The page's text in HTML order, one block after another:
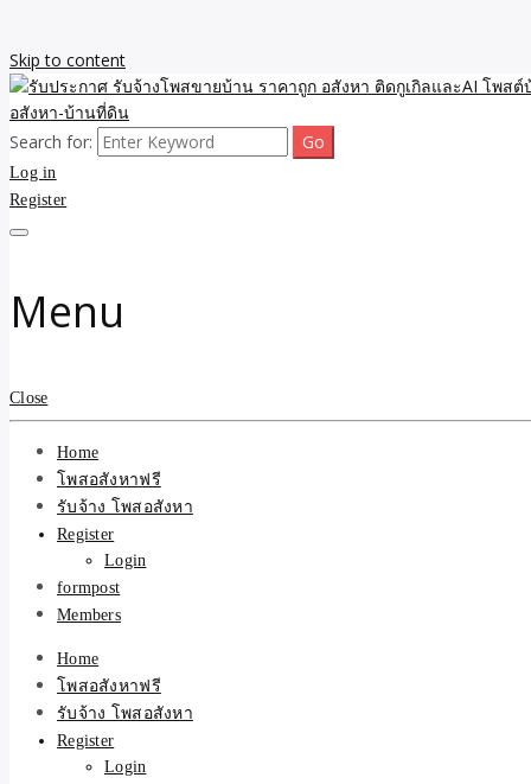
Skip to content
รับประกาศ รับจ้างโพสขา
รับจ้าง โพสอสังหา.com บ
รับจ้างโพสขายบ้าน ราคาถูก ประกาศ ขายอสังหา โฆษณา ไม่มีค่านาย
Search for:
Log in
Register
Menu
Close
Home
โพสอสังหาฟรี
รับจ้าง โพสอสังหา
Register
Login
formpost
Members
Home
โพสอสังหาฟรี
รับจ้าง โพสอสังหา
Register
Login